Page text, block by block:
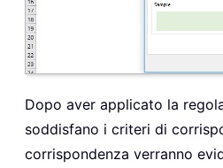
Dopo aver applicato la
soddisfano i criteri di
corrispondenza verranno